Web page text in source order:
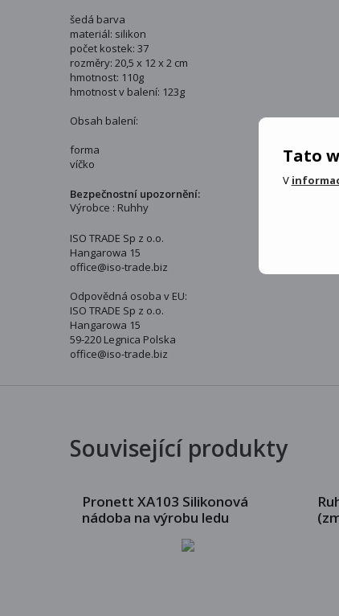
Tato
V
šedá barva
materiál: silikon
počet kostek: 37
rozměry: 20,5 x 12 x 2 cm
hmotnost: 110g
hmotnost v balení: 123g
Obsah balení:
forma
víčko
Bezpečnostní upozornění:
Výrobce : Ruhhy
ISO TRADE Sp z o.o.
Hangarowa 15
office@iso-trade.biz
Odpovědná osoba v EU:
ISO TRADE Sp z o.o.
Hangarowa 15
59-220 Legnica Polska
office@iso-trade.biz
Související produkty
Pronett XA103 Silikonová
nádoba na výrobu ledu